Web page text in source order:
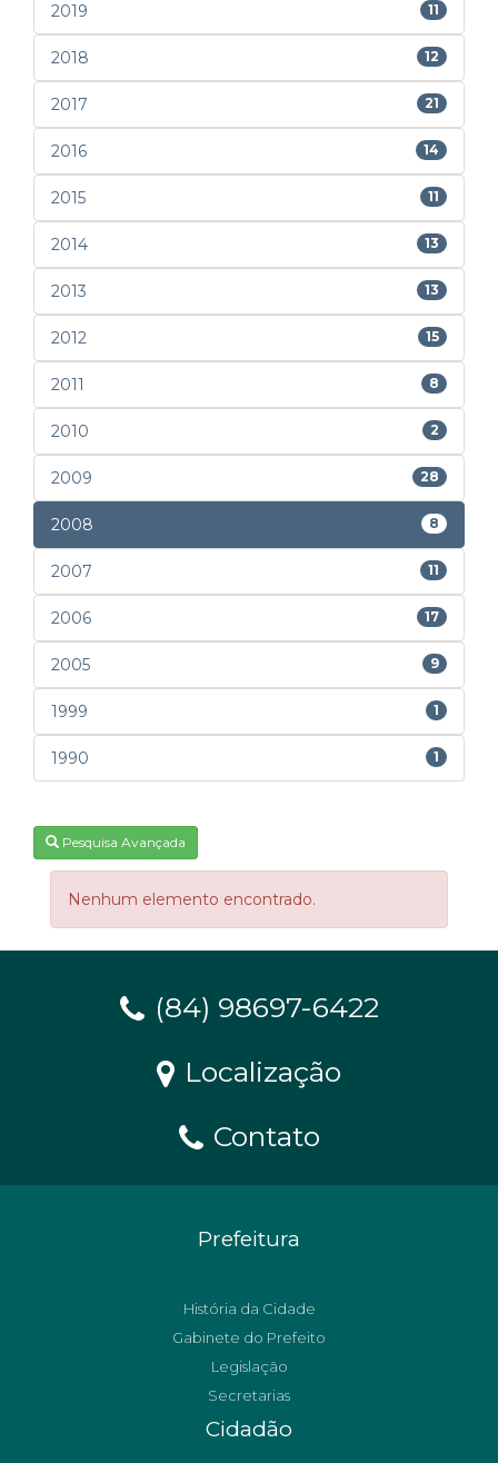
2019 11
2018 12
2017 21
2016 14
2015 11
2014 13
2013 13
2012 15
2011 8
2010 2
2009 28
2008 8
2007 11
2006 17
2005 9
1999 1
1990 1
Pesquisa Avançada
Nenhum elemento encontrado.
(84) 98697-6422
Localização
Contato
Prefeitura
História da Cidade
Gabinete do Prefeito
Legislação
Secretarias
Cidadão